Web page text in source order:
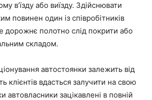
в’їзду або виїзду. Здійснювати
повинен один із співробітників
дорожнє полотно слід покрити або
складом.
автостоянки залежить від
клієнтів вдасться залучити на свою
автовласники зацікавлені в повній